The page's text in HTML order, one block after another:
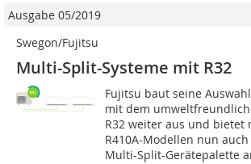
Ausgabe 05/2019
Swegon/Fujitsu
Multi-Split-Systeme mit R32
Fujitsu baut seine
mit dem
R32 weiter aus und bietet
R410A-Modellen nun
Multi-Split-Gerätepalette